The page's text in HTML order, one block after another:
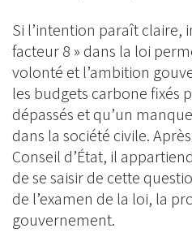
Si l’intention paraît claire,
facteur 8 » dans la loi
volonté et l’ambition
les budgets carbone fixés
dépassés et qu’un
dans la société civile.
Conseil d’État, il
de se saisir de cette
de l’examen de la loi, la
gouvernement.